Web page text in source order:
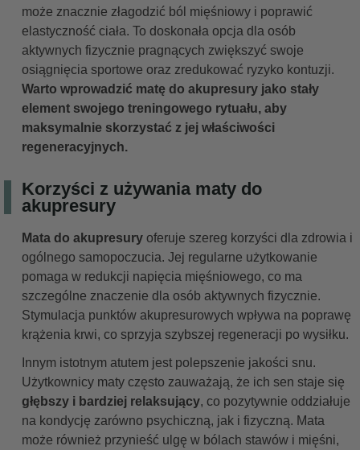
może znacznie złagodzić ból mięśniowy i poprawić
elastyczność ciała. To doskonała opcja dla osób
aktywnych fizycznie pragnących zwiększyć swoje
osiągnięcia sportowe oraz zredukować ryzyko kontuzji.
Warto wprowadzić matę do akupresury jako stały
element swojego treningowego rytuału, aby
maksymalnie skorzystać z jej właściwości
regeneracyjnych.
Korzyści z używania maty do
akupresury
Mata do akupresury oferuje szereg korzyści dla zdrowia i
ogólnego samopoczucia. Jej regularne użytkowanie
pomaga w redukcji napięcia mięśniowego, co ma
szczególne znaczenie dla osób aktywnych fizycznie.
Stymulacja punktów akupresurowych wpływa na poprawę
krążenia krwi, co sprzyja szybszej regeneracji po wysiłku.
Innym istotnym atutem jest polepszenie jakości snu.
Użytkownicy maty często zauważają, że ich sen staje się
głębszy i bardziej relaksujący, co pozytywnie oddziałuje
na kondycję zarówno psychiczną, jak i fizyczną. Mata
może również przynieść ulgę w bólach stawów i mięśni,